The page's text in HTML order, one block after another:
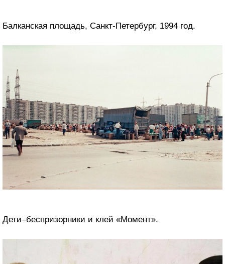
Балканская площадь, Санкт-Петербург, 1994 год.
Дети–беспризорники и клей «Момент».